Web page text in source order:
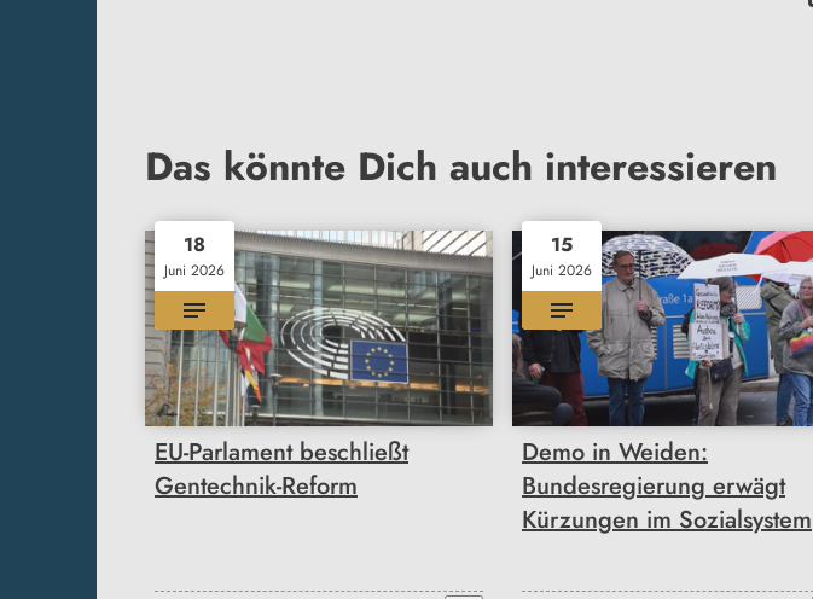
Das könnte Dich auch interessieren
18
Juni 2026
EU-Parlament beschließt
Gentechnik-Reform
15
Juni 2026
Demo in Weiden:
Bundesregierung erwägt
Kürzungen im Sozialsystem